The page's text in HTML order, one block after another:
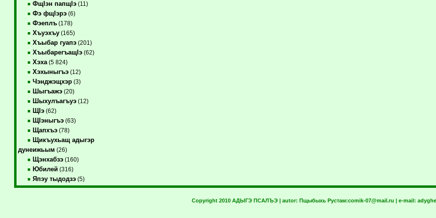
ФщIэн папщIэ(11)
Фэ фщIэрэ(6)
Фэеплъ(178)
Хъуэхъу(165)
Хъыбар гуапэ(201)
ХъыбарегъащIэ(62)
Хэха(5 824)
Хэхыныгъэ(12)
Чэнджэщхэр(3)
Шыгъажэ(20)
Шыхулъагъуэ(12)
ЩIэ(62)
ЩIэныгъэ(63)
Щапхъэ(78)
Щикъухьащ адыгэр
дунеижьым (26)
Щэнхабзэ(160)
Юбилей(316)
Япэу тыдодзэ(5)
Copyright 2010 АДЫГЭ ПСАЛЪЭ | autor: Пщыбыхь Рустам:comik-07@mail.ru | e-mail: